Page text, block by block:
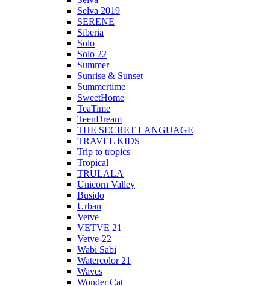
Selva 2019
SERENE
Siberia
Solo
Solo 22
Summer
Sunrise & Sunset
Summertime
SweetHome
TeaTime
TeenDream
THE SECRET LANGUAGE
TRAVEL KIDS
Trip to tropics
Tropical
TRULALA
Unicorn Valley
Busido
Urban
Vetve
VETVE 21
Vetve-22
Wabi Sabi
Watercolor 21
Waves
Wonder Cat